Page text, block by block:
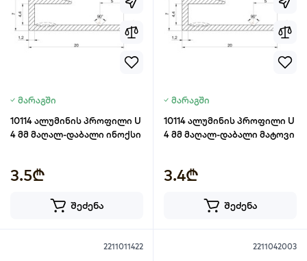
მარაგში
10114 ალუმინის პროფილი U
4 მმ მაღალ-დაბალი ინოქსი
3.5₾
შეძენა
მარაგში
10114 ალუმინის პროფილი U
4 მმ მაღალ-დაბალი მატოვი
3.4₾
შეძენა
2211011422 2211042003